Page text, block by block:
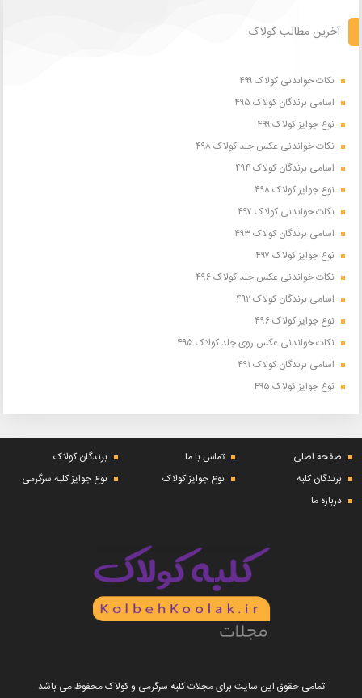
آخرین مطالب کولاک
نکات خواندنی کولاک ۴۹۹
اسامی برندگان کولاک ۴۹۵
نوع جوایز کولاک ۴۹۹
نکات خواندنی عکس جلد کولاک ۴۹۸
اسامی برندگان کولاک ۴۹۴
نوع جوایز کولاک ۴۹۸
نکات خواندنی کولاک ۴۹۷
اسامی برندگان کولاک ۴۹۳
نوع جوایز کولاک ۴۹۷
نکات خواندنی عکس جلد کولاک ۴۹۶
اسامی برندگان کولاک ۴۹۲
نوع جوایز کولاک ۴۹۶
نکات خواندنی عکس روی جلد کولاک ۴۹۵
اسامی برندگان کولاک ۴۹۱
نوع جوایز کولاک ۴۹۵
صفحه اصلی تماس با ما
برندگان کولاک
برندگان کلبه
نوع جوایز کولاک
نوع جوایز کلبه سرگرمی
درباره ما
تمامی حقوق این سایت برای مجلات کلبه سرگرمی و کولاک محفوظ می باشد